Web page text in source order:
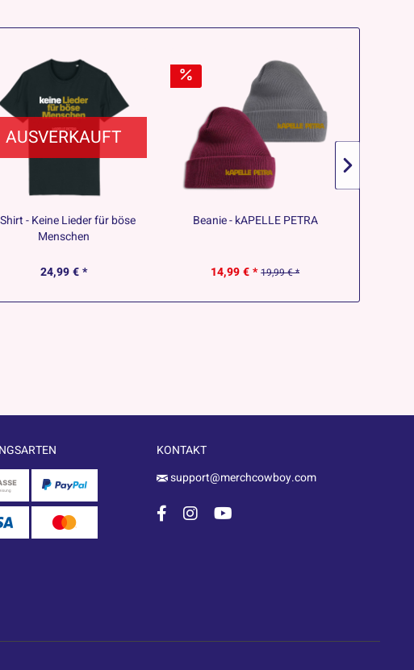
AUSVERKAUFT
- Keine Lieder für böse
Menschen
24,99 € *
Beanie - kAPELLE PETRA
14,99 € * 19,99 € *
KONTAKT
support@merchcowboy.com